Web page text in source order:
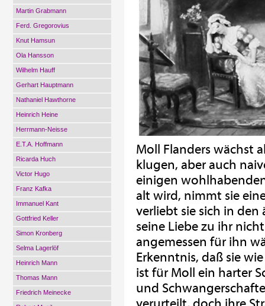
Martin Grabmann
Ferd. Gregorovius
Knut Hamsun
Ola Hansson
Wilhelm Hauff
Gerhart Hauptmann
Nathaniel Hawthorne
Heinrich Heine
Herrmann-Neisse
E.T.A. Hoffmann
Ricarda Huch
Victor Hugo
Franz Kafka
Immanuel Kant
Gottfried Keller
Simon Kronberg
Selma Lagerlöf
Heinrich Mann
Thomas Mann
Friedrich Meinecke
Moll Flanders wächst
klugen, aber auch
einigen
alt wird, nimmt sie
verliebt sie sich in den
seine Liebe zu ihr
angemessen für ihn
Erkenntnis, daß sie
ist für Moll ein harter
und